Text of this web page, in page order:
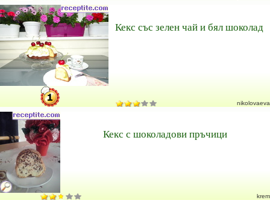
Кекс със зелен чай и бял шоколад
nikolovaeva
Кекс с шоколадови пръчици
krem